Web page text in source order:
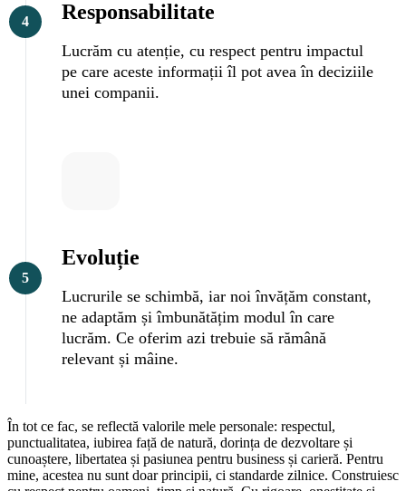
Responsabilitate
Lucrăm cu atenție, cu respect pentru impactul
pe care aceste informații îl pot avea în deciziile
unei companii.
4
5
Evoluție
Lucrurile se schimbă, iar noi învățăm constant,
ne adaptăm și îmbunătățim modul în care
lucrăm. Ce oferim azi trebuie să rămână
relevant și mâine.
În tot ce fac, se reflectă valorile mele personale: respectul,
punctualitatea, iubirea față de natură, dorința de dezvoltare și
cunoaștere, libertatea și pasiunea pentru business și carieră. Pentru
mine, acestea nu sunt doar principii, ci standarde zilnice. Construiesc